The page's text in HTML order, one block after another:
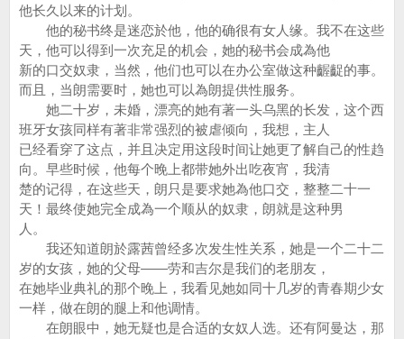
他长久以来的计划。
他的秘书终是迷恋於他，他的确很有女人缘。我不在这些
天，他可以得到一次充足的机会，她的秘书会成為他
新的口交奴隶，当然，他们也可以在办公室做这种齷齪的事。
而且，当朗需要时，她也可以為朗提供性服务。
她二十岁，未婚，漂亮的她有著一头乌黑的长发，这个西
班牙女孩同样有著非常强烈的被虐倾向，我想，主人
已经看穿了这点，并且决定用这段时间让她更了解自己的性趋
向。早些时候，他每个晚上都带她外出吃夜宵，我清
楚的记得，在这些天，朗只是要求她為他口交，整整二十一
天！最终使她完全成為一个顺从的奴隶，朗就是这种男
人。
我还知道朗於露茜曾经多次发生性关系，她是一个二十二
岁的女孩，她的父母——劳和吉尔是我们的老朋友，
在她毕业典礼的那个晚上，我看见她如同十几岁的青春期少女
一样，做在朗的腿上和他调情。
在朗眼中，她无疑也是合适的女奴人选。还有阿曼达，那